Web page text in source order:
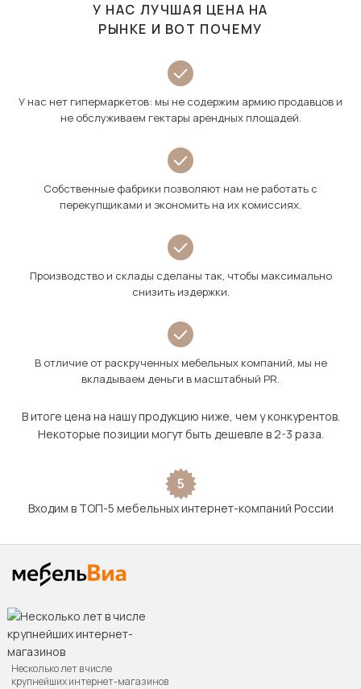
У НАС ЛУЧШАЯ ЦЕНА НА
РЫНКЕ И ВОТ ПОЧЕМУ
У нас нет гипермаркетов: мы не содержим армию продавцов и
не обслуживаем гектары арендных площадей.
Собственные фабрики позволяют нам не работать с
перекупщиками и экономить на их комиссиях.
Производство и склады сделаны так, чтобы максимально
снизить издержки.
В отличие от раскрученных мебельных компаний, мы не
вкладываем деньги в масштабный PR.
В итоге цена на нашу продукцию ниже, чем у конкурентов.
Некоторые позиции могут быть дешевле в 2-3 раза.
5
Входим в ТОП-5 мебельных интернет-компаний России
Несколько лет в числе
крупнейших интернет-магазинов